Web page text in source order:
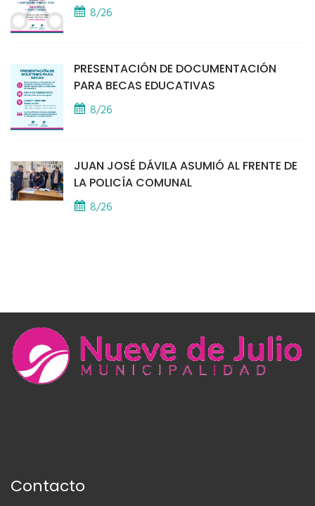
8/26
PRESENTACIÓN DE DOCUMENTACIÓN
PARA BECAS EDUCATIVAS
8/26
JUAN JOSÉ DÁVILA ASUMIÓ AL FRENTE DE
LA POLICÍA COMUNAL
8/26
Contacto